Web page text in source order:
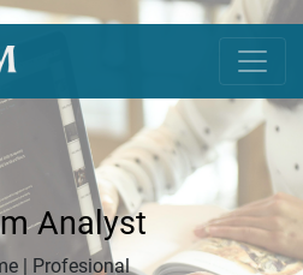
Analyst
| Profesional